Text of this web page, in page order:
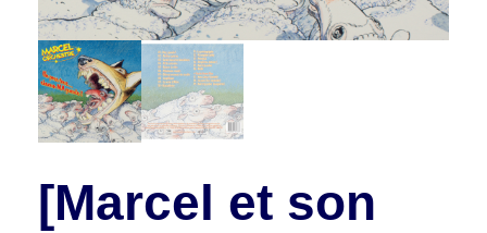
[Marcel et son